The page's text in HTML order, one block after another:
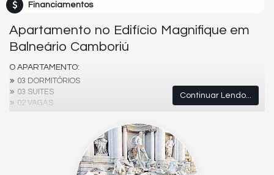
Financiamentos
Apartamento no Edifício Magnifique em
Balneário Camboriú
O APARTAMENTO:
03 DORMITÓRIOS
03 SUITES
02 VAGAS
ITENS ADICIONAIS APARTAMENTO
Continuar Lendo...